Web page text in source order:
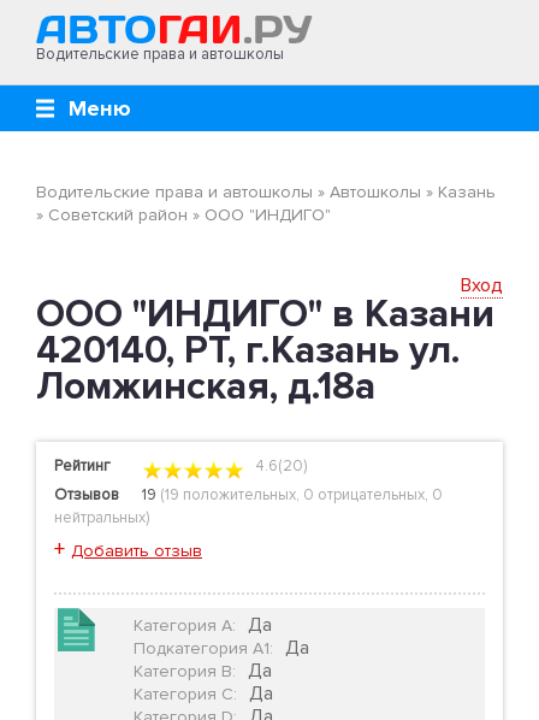
Водительские права и автошколы
Меню
Водительские права и автошколы » Автошколы » Казань
» Советский район » ООО "ИНДИГО"
Вход
ООО "ИНДИГО" в Казани
420140, РТ, г.Казань ул.
Ломжинская, д.18а
Рейтинг
4.6(20)
Отзывов
19 (19 положительных, 0 отрицательных, 0
нейтральных)
+ Добавить отзыв
Категория А: Да
Подкатегория А1: Да
Категория B: Да
Категория C: Да